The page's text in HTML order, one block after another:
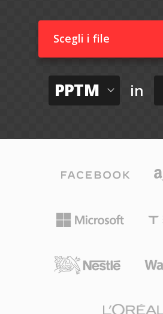
Scegli i file
PPTM in